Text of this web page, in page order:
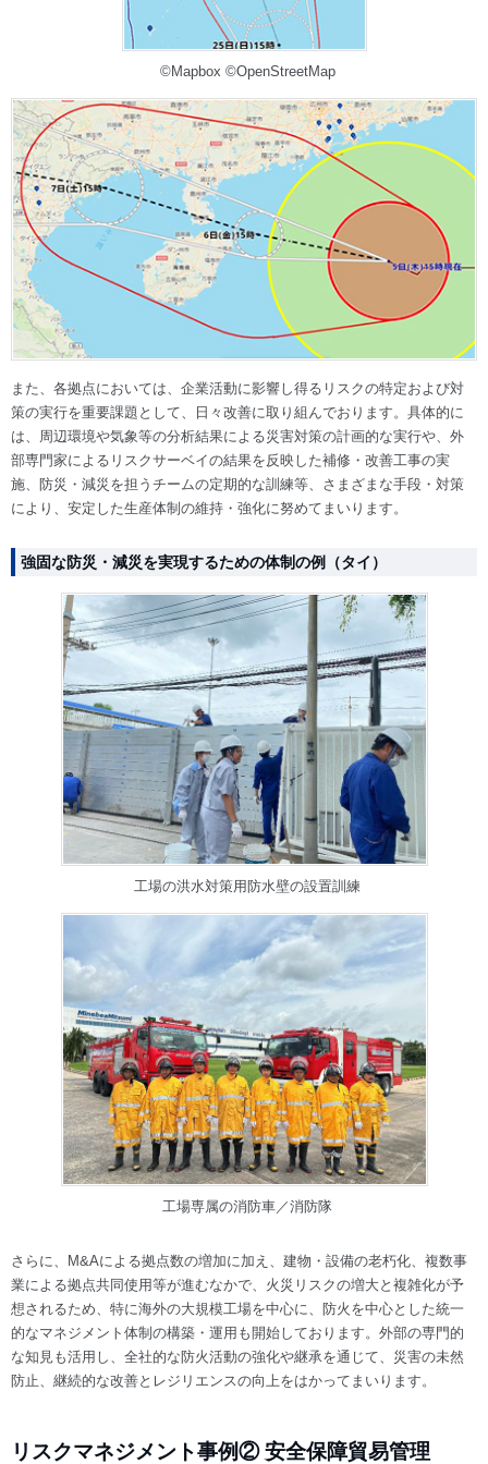
©Mapbox ©OpenStreetMap
また、各拠点においては、企業活動に影響し得るリスクの特定および対
策の実行を重要課題として、日々改善に取り組んでおります。具体的に
は、周辺環境や気象等の分析結果による災害対策の計画的な実行や、外
部専門家によるリスクサーベイの結果を反映した補修・改善工事の実
施、防災・減災を担うチームの定期的な訓練等、さまざまな手段・対策
により、安定した生産体制の維持・強化に努めてまいります。
強固な防災・減災を実現するための体制の例（タイ）
工場の洪水対策用防水壁の設置訓練
工場専属の消防車／消防隊
さらに、M&Aによる拠点数の増加に加え、建物・設備の老朽化、複数事
業による拠点共同使用等が進むなかで、火災リスクの増大と複雑化が予
想されるため、特に海外の大規模工場を中心に、防火を中心とした統一
的なマネジメント体制の構築・運用も開始しております。外部の専門的
な知見も活用し、全社的な防火活動の強化や継承を通じて、災害の未然
防止、継続的な改善とレジリエンスの向上をはかってまいります。
リスクマネジメント事例② 安全保障貿易管理